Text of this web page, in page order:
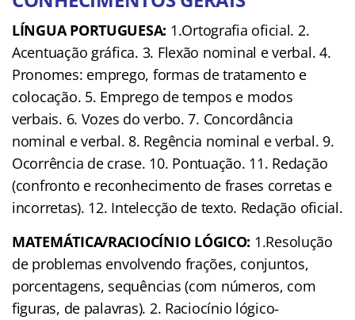
LÍNGUA PORTUGUESA: 1.Ortografia oficial. 2.
Acentuação gráfica. 3. Flexão nominal e verbal. 4.
Pronomes: emprego, formas de tratamento e
colocação. 5. Emprego de tempos e modos
verbais. 6. Vozes do verbo. 7. Concordância
nominal e verbal. 8. Regência nominal e verbal. 9.
Ocorrência de crase. 10. Pontuação. 11. Redação
(confronto e reconhecimento de frases corretas e
incorretas). 12. Intelecção de texto. Redação oficial.
MATEMÁTICA/RACIOCÍNIO LÓGICO: 1.Resolução
de problemas envolvendo frações, conjuntos,
porcentagens, sequências (com números, com
figuras, de palavras). 2. Raciocínio lógico‐